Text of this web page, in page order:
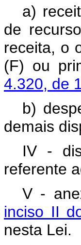
a)
de
receita, o
(F) ou
4.320, de
b)
demais
IV -
referente
V -
inciso II
nesta Lei.